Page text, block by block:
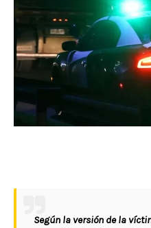
Según la versión de la